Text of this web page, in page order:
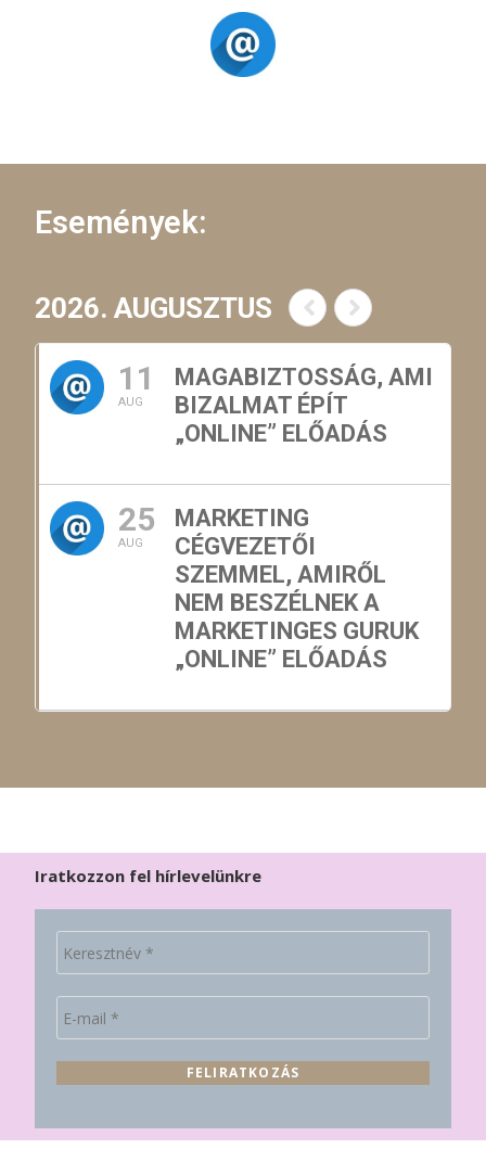
Események:
2026. AUGUSZTUS
11
AUG
MAGABIZTOSSÁG, AMI
BIZALMAT ÉPÍT
„ONLINE” ELŐADÁS
25
AUG
MARKETING
CÉGVEZETŐI
SZEMMEL, AMIRŐL
NEM BESZÉLNEK A
MARKETINGES GURUK
„ONLINE” ELŐADÁS
Iratkozzon fel hírlevelünkre